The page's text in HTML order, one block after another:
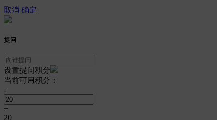
取消 确定
提问
设置提问积分
当前可用积分：
-
+
20